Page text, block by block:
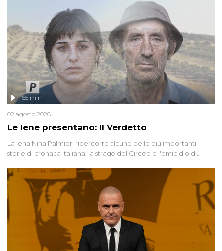
Le Iene presentano: Il Verdetto
165 min
02 agosto 2026
La Iena Nina Palmieri ripercorre alcune delle più importanti
storie di cronaca italiana: la strage del Circeo e l'omicidio di